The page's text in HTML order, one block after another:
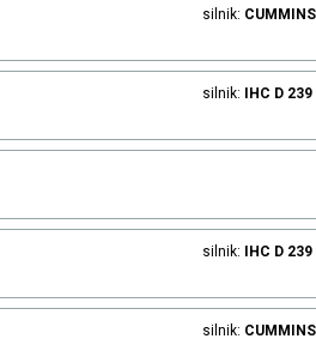
silnik: CUMMINS
silnik: IHC D 239
silnik: IHC D 239
silnik: CUMMINS